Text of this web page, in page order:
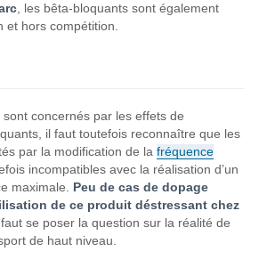
, les bêta-bloquants sont également
et hors compétition.
concernés par les effets de
il faut toutefois reconnaître que les
par la modification de lafréquence
incompatibles avec la réalisation d’un
maximale. Peu de cas de dopage
de ce produit déstressant chez
se poser la question sur la réalité de
de haut niveau.